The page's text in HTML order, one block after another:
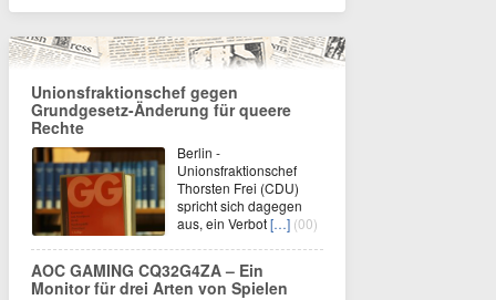
Unionsfraktionschef gegen
Grundgesetz-Änderung für queere
Rechte
Berlin -
Unionsfraktionschef
Thorsten Frei (CDU)
spricht sich dagegen
aus, ein Verbot[…] (00)
AOC GAMING CQ32G4ZA – Ein
Monitor für drei Arten von Spielen